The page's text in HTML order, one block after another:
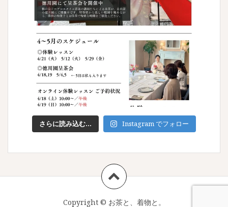
さらに読み込む... Instagram でフォロー
Copyright © お茶と、着物と。